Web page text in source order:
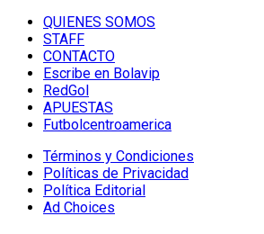
QUIENES SOMOS
STAFF
CONTACTO
Escribe en Bolavip
RedGol
APUESTAS
Futbolcentroamerica
Términos y Condiciones
Políticas de Privacidad
Política Editorial
Ad Choices